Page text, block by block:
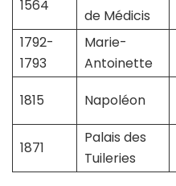
1564
de Médicis
1792-
1793
Marie-
Antoinette
1815
Napoléon
1871
Palais des
Tuileries